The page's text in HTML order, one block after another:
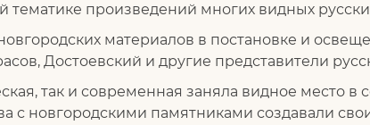
произведений многих видных
материалов в постановке и
Достоевский и другие представители
так и современная заняла видное место
с новгородскими памятниками создавали